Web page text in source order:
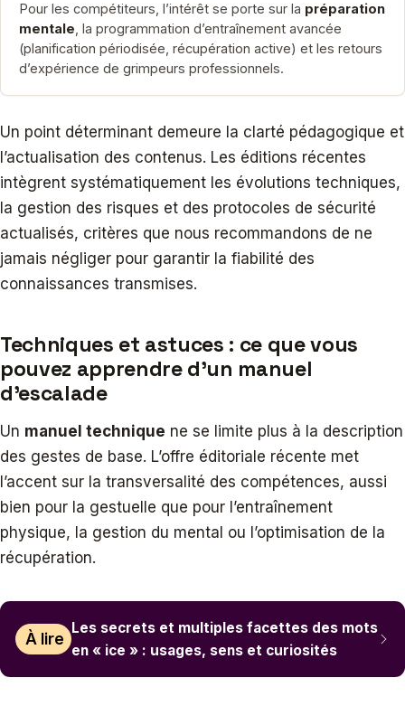
Pour les compétiteurs, l’intérêt se porte sur la préparation
mentale , la programmation d’entraînement avancée
(planification périodisée, récupération active) et les retours
d’expérience de grimpeurs professionnels.
Un point déterminant demeure la clarté pédagogique et
l’actualisation des contenus. Les éditions récentes
intègrent systématiquement les évolutions techniques,
la gestion des risques et des protocoles de sécurité
actualisés, critères que nous recommandons de ne
jamais négliger pour garantir la fiabilité des
connaissances transmises.
Techniques et astuces : ce que vous
pouvez apprendre d’un manuel
d’escalade
Un manuel technique ne se limite plus à la description
des gestes de base. L’offre éditoriale récente met
l’accent sur la transversalité des compétences, aussi
bien pour la gestuelle que pour l’entraînement
physique, la gestion du mental ou l’optimisation de la
récupération.
À lire
Les secrets et multiples facettes des mots
en « ice » : usages, sens et curiosités